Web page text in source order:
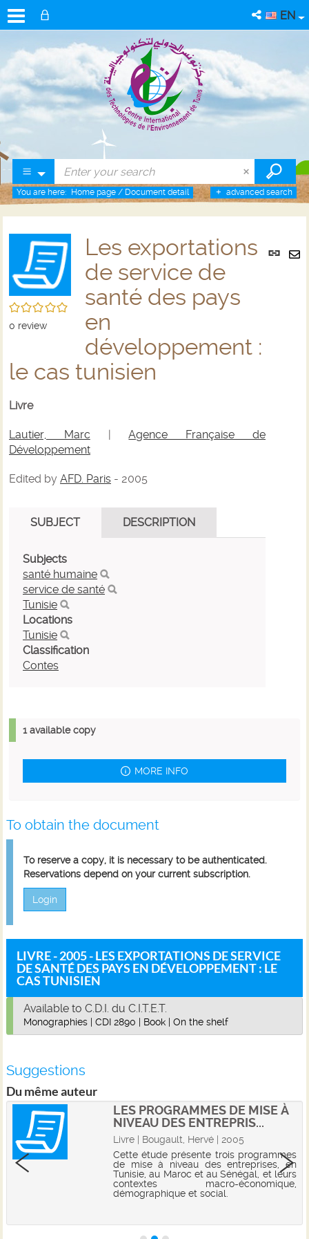
EN
advanced search
You are here: Home page / Document detail
link
/5
0 review
Les exportations
de service de
santé des pays
en
développement :
le cas tunisien
Livre
Lautier, Marc |Agence Française de
Développement
Edited by AFD. Paris - 2005
SUBJECT DESCRIPTION
Subjects
santé humaine
service de santé
Tunisie
Locations
Tunisie
Classification
Contes
1 available copy
MORE INFO
To obtain the document
To reserve a copy, it is necessary to be authenticated.
Reservations depend on your current subscription.
Login
LIVRE - 2005 - LES EXPORTATIONS DE SERVICE
DE SANTÉ DES PAYS EN DÉVELOPPEMENT : LE
CAS TUNISIEN
Available to C.D.I. du C.I.T.E.T.
Monographies | CDI 2890 | Book | On the shelf
Suggestions
Du même auteur
LES PROGRAMMES DE MISE À
NIVEAU DES ENTREPRIS...
Livre | Bougault, Hervé | 2005
Cette étude présente trois programmes
de mise à niveau des entreprises, en
Tunisie, au Maroc et au Sénégal, et leurs
contextes macro-économique,
démographique et social.